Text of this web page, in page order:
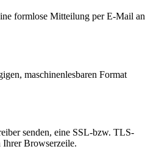
formlose Mitteilung per E-Mail an
maschinenlesbaren Format
senden, eine SSL-bzw. TLS-
Ihrer Browserzeile.